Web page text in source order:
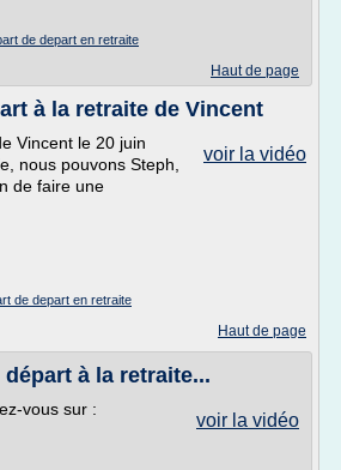
de depart en retraite
Haut de page
à la retraite de Vincent
voir la vidéo
Vincent le 20 juin
nous pouvons Steph,
de faire une
de depart en retraite
Haut de page
à la retraite...
voir la vidéo
vous sur :